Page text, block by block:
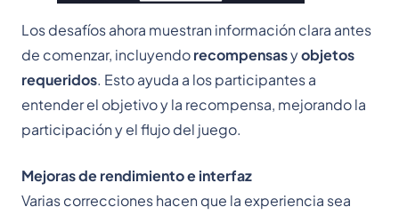
Los desafíos ahora muestran información clara antes
de comenzar, incluyendorecompensasyobjetos
requeridos. Esto ayuda a los participantes a
entender el objetivo y la recompensa, mejorando la
participación y el flujo del juego.
Mejoras de rendimiento e interfaz
Varias correcciones hacen que la experiencia sea